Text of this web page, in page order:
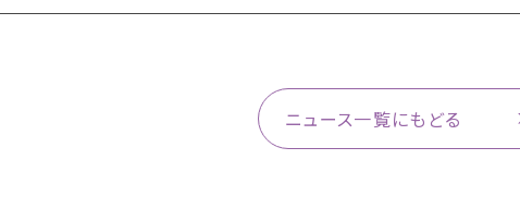
ニュース一覧にもどる